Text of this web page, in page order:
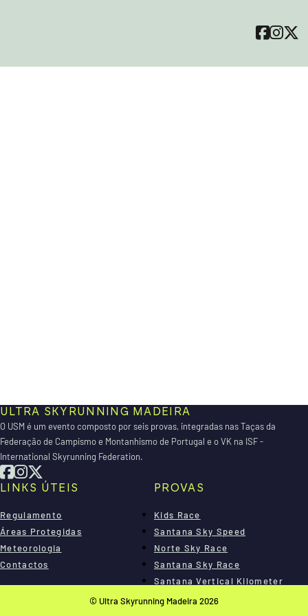
ULTRA SKYRUNNING MADEIRA
O USM é um evento composto por seis provas, integradas nas Taças da
Federação de Campismo e Montanhismo de Portugal e o VK na ISF -
International Skyrunning Federation.
LINKS ÚTEIS
Regulamento
Áreas Protegidas
Meteorologia
Contactos
PROVAS
Kids Race
Santana Sky Speed
Norte Sky Race
Santana Sky Race
Santana Vertical Kilometer
Madeira Sky Race
© Ultra Skyrunning Madeira 2026